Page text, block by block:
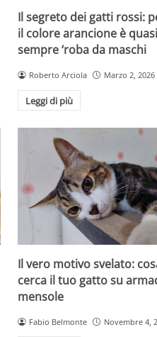
Il segreto dei gatti rossi:
il colore arancione è quasi
sempre ‘roba da maschi
Roberto Arciola Marzo 2, 2026
Leggi di più
Il vero motivo svelato:
cerca il tuo gatto su
mensole
Fabio Belmonte Novembre 4,